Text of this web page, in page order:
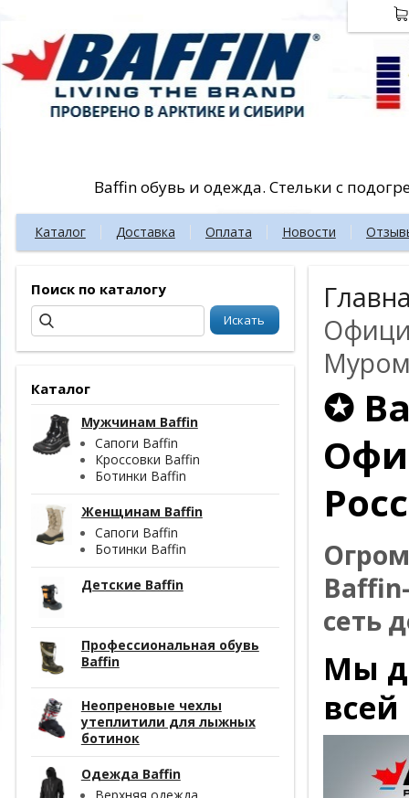
Baffin обувь и одежда. Стельки с
Каталог Доставка Оплата Новости
Поиск по каталогу
Каталог
Мужчинам Baffin
Сапоги Baffin
Кроссовки Baffin
Ботинки Baffin
Женщинам Baffin
Сапоги Baffin
Ботинки Baffin
Детские Baffin
Профессиональная обувь
Baffin
Неопреновые чехлы
утеплитили для лыжных
ботинок
Одежда Baffin
✪
сеть
Мы